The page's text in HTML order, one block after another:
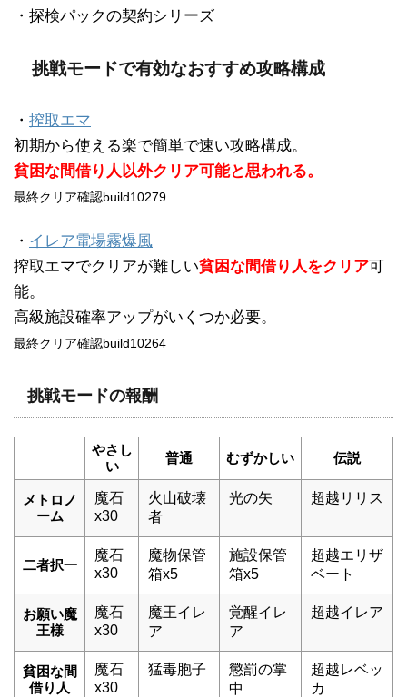
・探検パックの契約シリーズ
挑戦モードで有効なおすすめ攻略構成
・ 搾取エマ
初期から使える楽で簡単で速い攻略構成。
貧困な間借り人以外クリア可能と思われる。
最終クリア確認build10279
・ イレア電場霧爆風
搾取エマでクリアが難しい貧困な間借り人をクリア可
能。
高級施設確率アップがいくつか必要。
最終クリア確認build10264
挑戦モードの報酬
やさし
い
普通 むずかしい 伝説
メトロノ
ーム
魔石
x30
火山破壊
者
光の矢 超越リリス
二者択一
魔石
x30
魔物保管
箱x5
施設保管
箱x5
超越エリザ
ベート
お願い魔
王様
魔石
x30
魔王イレ
ア
覚醒イレ
ア
超越イレア
貧困な間
借り人
魔石
x30
猛毒胞子
懲罰の掌
中
超越レベッ
カ